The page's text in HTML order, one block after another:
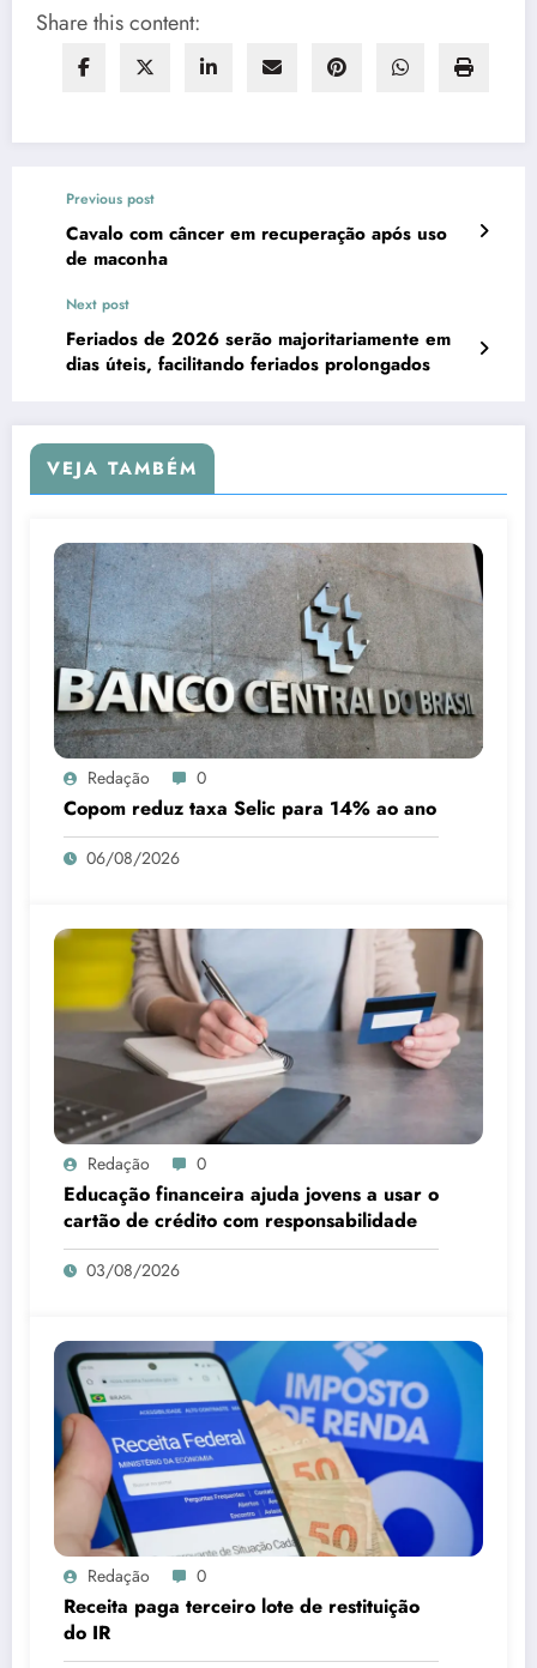
Share this content:
Previous post
Cavalo com câncer em recuperação após uso
de maconha
Next post
Feriados de 2026 serão majoritariamente em
dias úteis, facilitando feriados prolongados
VEJA TAMBÉM
Redação 0
Copom reduz taxa Selic para 14% ao ano
06/08/2026
Redação 0
Educação financeira ajuda jovens a usar o
cartão de crédito com responsabilidade
03/08/2026
Redação 0
Receita paga terceiro lote de restituição
do IR